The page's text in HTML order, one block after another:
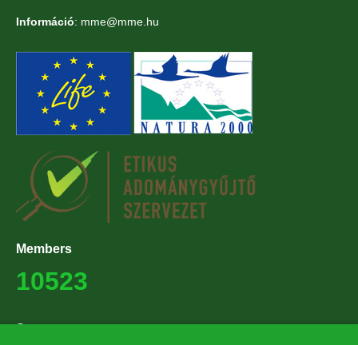
Információ: mme@mme.hu
Members
10523
Supporters